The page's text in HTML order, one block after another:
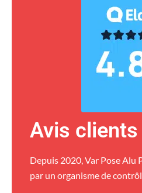
Avis clients
Depuis 2020, Var Pose Alu
par un organisme de